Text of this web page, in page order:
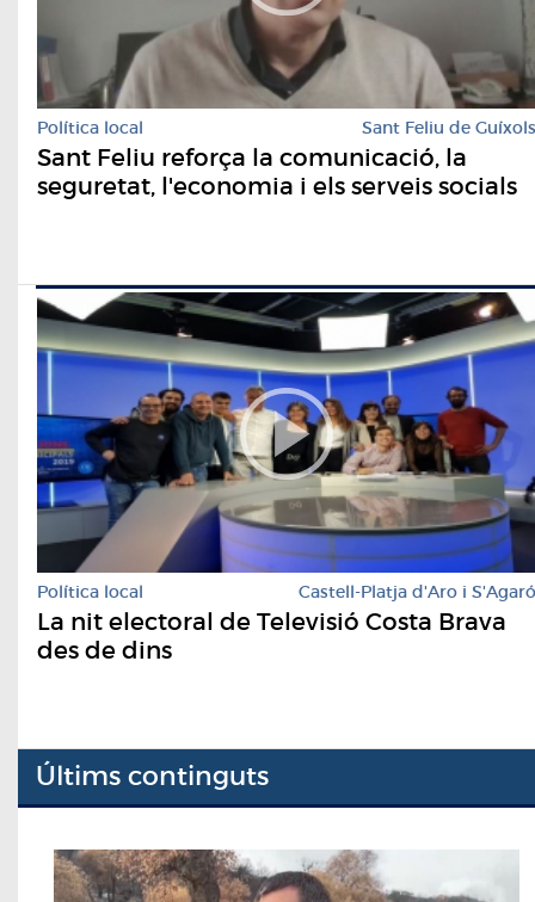
Política local Sant Feliu de Guíxols
Sant Feliu reforça la comunicació, la
seguretat, l'economia i els serveis socials
Política local Castell-Platja d'Aro i S'Agaró
La nit electoral de Televisió Costa Brava
des de dins
Últims continguts